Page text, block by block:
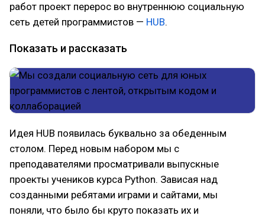
работ проект перерос во внутреннюю социальную
сеть детей программистов — HUB.
Показать и рассказать
Идея HUB появилась буквально за обеденным
столом. Перед новым набором мы с
преподавателями просматривали выпускные
проекты учеников курса Python. Зависая над
созданными ребятами играми и сайтами, мы
поняли, что было бы круто показать их и